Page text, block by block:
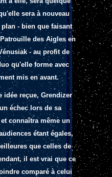
sera à nouveau
- bien que faisant
des Aigles en
- au profit de
qu'elle forme avec
mis en avant.
idée reçue, Grendizer
échec lors de sa
connaîtra même un
étant égales,
que celles de
il est vrai que ce
comparé à celui